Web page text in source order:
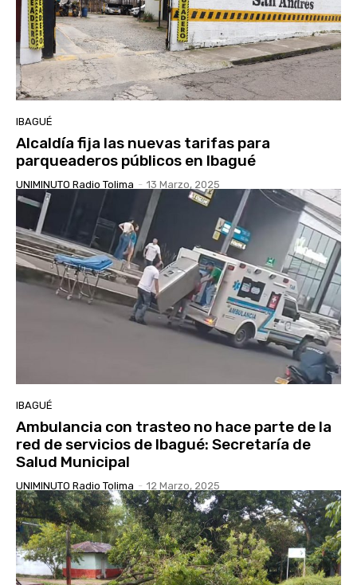
IBAGUÉ
Alcaldía fija las nuevas tarifas para
parqueaderos públicos en Ibagué
UNIMINUTO Radio Tolima - 13 Marzo, 2025
IBAGUÉ
Ambulancia con trasteo no hace parte de la
red de servicios de Ibagué: Secretaría de
Salud Municipal
UNIMINUTO Radio Tolima - 12 Marzo, 2025